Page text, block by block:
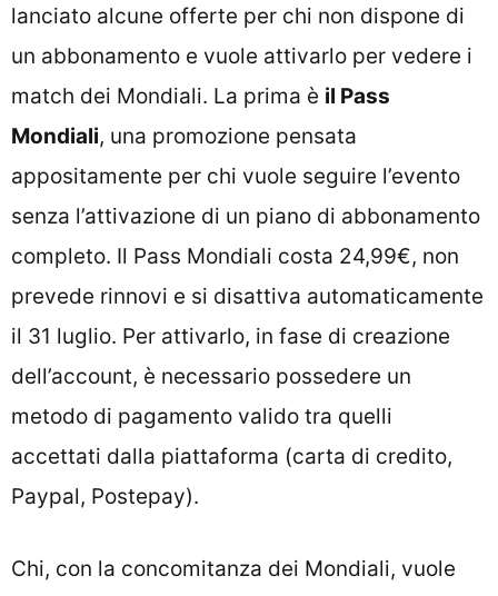
lanciato alcune offerte per chi non dispone di
un abbonamento e vuole attivarlo per vedere i
match dei Mondiali. La prima è il Pass
Mondiali, una promozione pensata
appositamente per chi vuole seguire l’evento
senza l’attivazione di un piano di abbonamento
completo. Il Pass Mondiali costa 24,99€, non
prevede rinnovi e si disattiva automaticamente
il 31 luglio. Per attivarlo, in fase di creazione
dell’account, è necessario possedere un
metodo di pagamento valido tra quelli
accettati dalla piattaforma (carta di credito,
Paypal, Postepay).
Chi, con la concomitanza dei Mondiali, vuole